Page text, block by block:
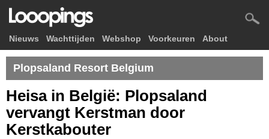
Nieuws Wachttijden Webshop Voorkeuren About
Plopsaland Resort Belgium
Heisa in België: Plopsaland
vervangt Kerstman door
Kerstkabouter